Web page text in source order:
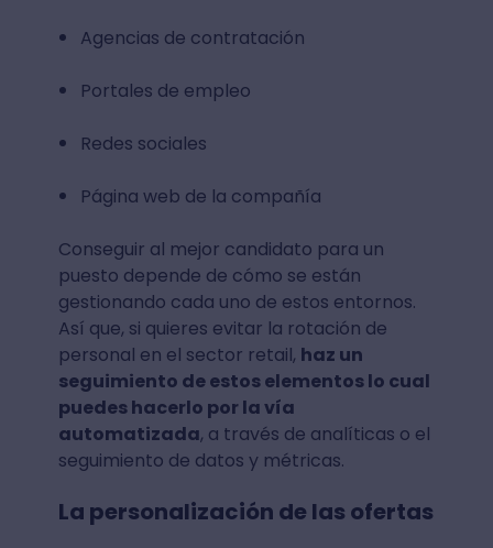
Agencias de contratación
Portales de empleo
Redes sociales
Página web de la compañía
Conseguir al mejor candidato para un
puesto depende de cómo se están
gestionando cada uno de estos entornos.
Así que, si quieres evitar la rotación de
personal en el sector retail, haz un
seguimiento de estos elementos lo cual
puedes hacerlo por la vía
automatizada, a través de analíticas o el
seguimiento de datos y métricas.
La personalización de las ofertas